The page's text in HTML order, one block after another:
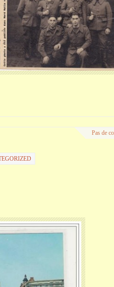
Pas de